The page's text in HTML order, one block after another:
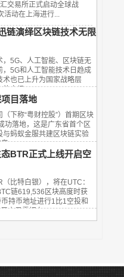
交易所正式启动全球战
活动在上海进行...
链演绎区块链技术无限
5G、人工智能、区块链无
5G和人工智能技术日趋成
术也已上升为国家战略层
的市场...
目落地
下称“粤财控股”）首期区块
功落地，这是广东省首个区
蚂蚁金服共建区块链实验
...
BTR正式上线开启空
比特白银），将在UTC：
链619,536区块高度时获
持币地址进行1比1空投和
户只需把在UT...